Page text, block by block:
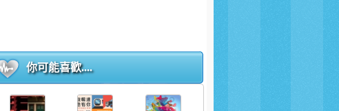
你可能喜歡....